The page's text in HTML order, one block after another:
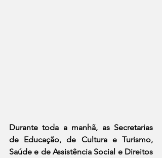
Durante toda a manhã, as Secretarias
de Educação, de Cultura e Turismo,
Saúde e de Assistência Social e Direitos